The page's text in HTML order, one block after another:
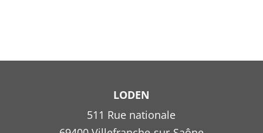
LODEN
511 Rue nationale